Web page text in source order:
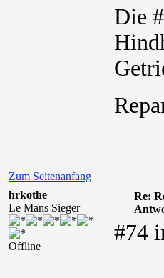
Die
Zum Seitenanfang
hrkothe
Le Mans Sieger
Offline
Re:
#74